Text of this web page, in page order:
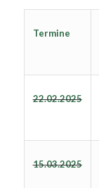
Termine
22.02.2025
15.03.2025